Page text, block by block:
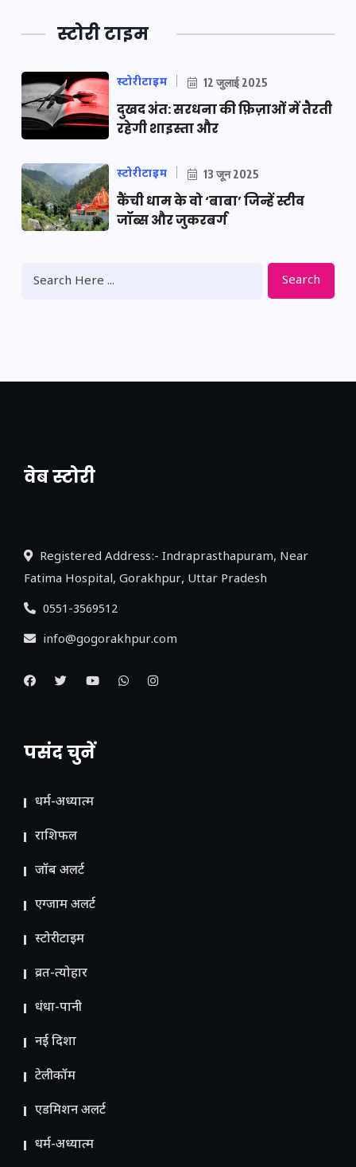
स्टोरी टाइम
स्टोरीटाइम 12 जुलाई 2025
दुखद अंत: सरधना की फ़िज़ाओं में तैरती
रहेगी शाइस्ता और
स्टोरीटाइम 13 जून 2025
कैंची धाम के वो ‘बाबा’ जिन्हें स्टीव
जॉब्स और जुकरबर्ग
Search
वेब स्टोरी
नया एक्सप्रेसवे: पूर्वांचल का लक, डेवलपमेंट का
Registered Address:- Indraprasthapuram, Near
Fatima Hospital, Gorakhpur, Uttar Pradesh
0551-3569512
info@gogorakhpur.com
पसंद चुनें
धर्म-अध्यात्म
राशिफल
जॉब अलर्ट
एग्जाम अलर्ट
स्टोरीटाइम
व्रत-त्योहार
धंधा-पानी
नई दिशा
टेलीकॉम
ए​डमिशन अलर्ट
धर्म-अध्यात्म